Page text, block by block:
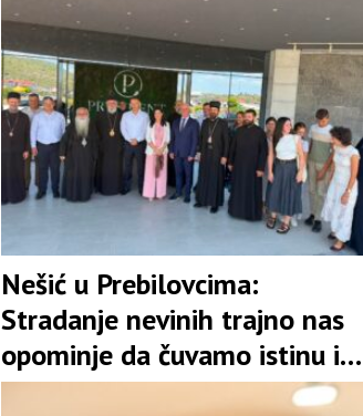
Nešić u Prebilovcima:
Stradanje nevinih trajno nas
opominje da čuvamo istinu i
jedinstvo